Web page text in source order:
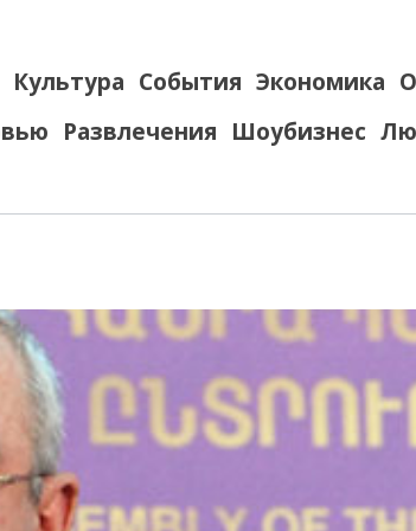
Культура События Экономика
Развлечения Шоубизнес